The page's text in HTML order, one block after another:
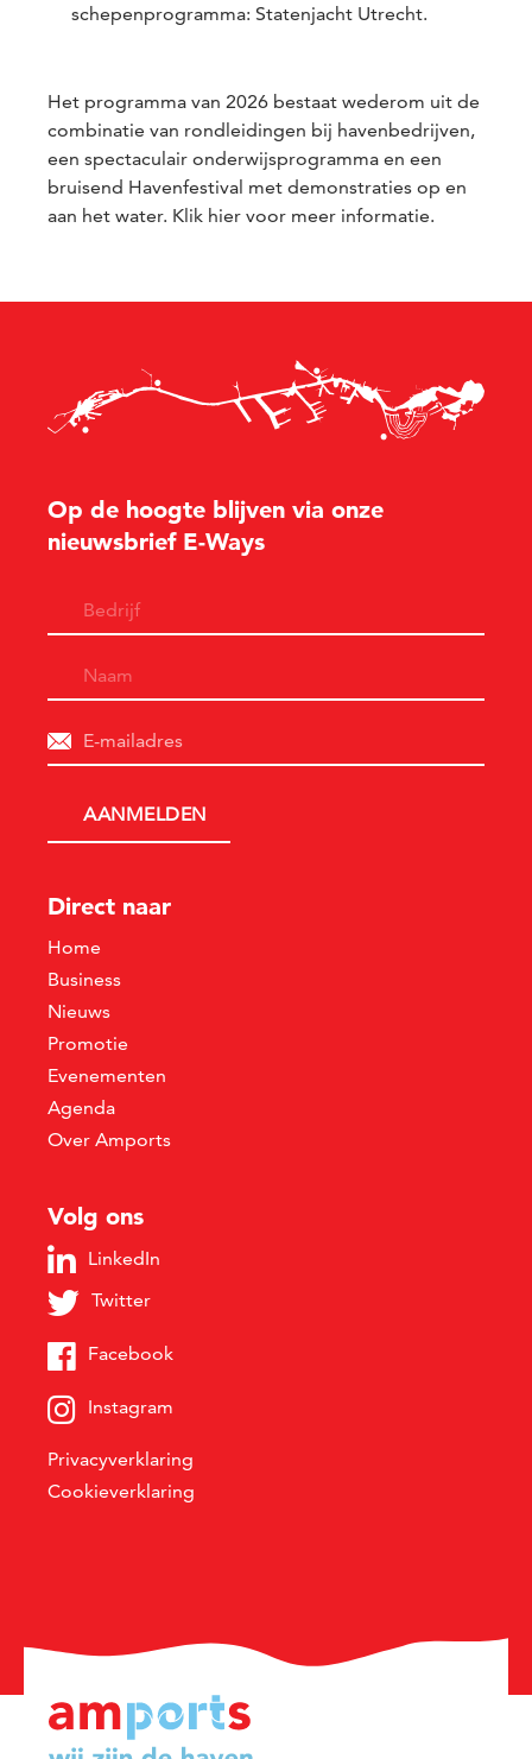
schepenprogramma: Statenjacht Utrecht.
Het programma van 2026 bestaat wederom uit de
combinatie van rondleidingen bij havenbedrijven,
een spectaculair onderwijsprogramma en een
bruisend Havenfestival met demonstraties op en
aan het water. Klik hier voor meer informatie.
Op de hoogte blijven via onze
nieuwsbrief E-Ways
Direct naar
Home
Business
Nieuws
Promotie
Evenementen
Agenda
Over Amports
Volg ons
LinkedIn
Twitter
Facebook
Instagram
Privacyverklaring
Cookieverklaring